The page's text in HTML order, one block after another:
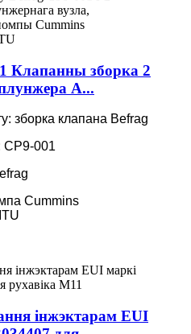
Клапанны зборка 2
A...
зборка клапана Befrag
CP9-001
Cummins
інжэктарам EUI